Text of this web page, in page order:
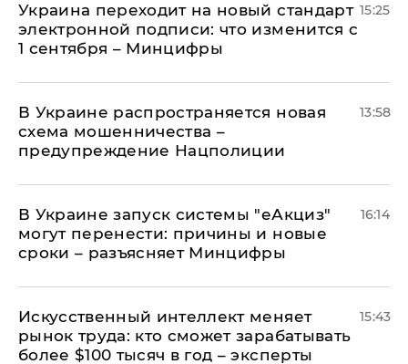
Украина переходит на новый стандарт
электронной подписи: что изменится с
1 сентября – Минцифры
15:25
В Украине распространяется новая
схема мошенничества –
предупреждение Нацполиции
13:58
В Украине запуск системы "еАкциз"
могут перенести: причины и новые
сроки – разъясняет Минцифры
16:14
Искусственный интеллект меняет
рынок труда: кто сможет зарабатывать
более $100 тысяч в год – эксперты
15:43